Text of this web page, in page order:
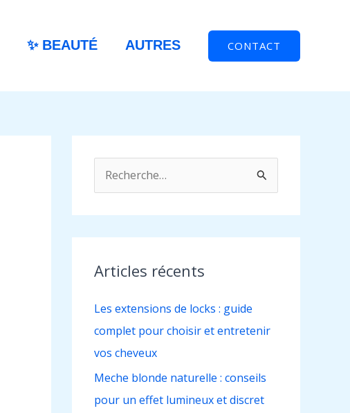
✨ BEAUTÉ AUTRES CONTACT
e
c
h
e
r
Articles récents
Les extensions de locks : guide
complet pour choisir et entretenir
vos cheveux
Meche blonde naturelle : conseils
pour un effet lumineux et discret